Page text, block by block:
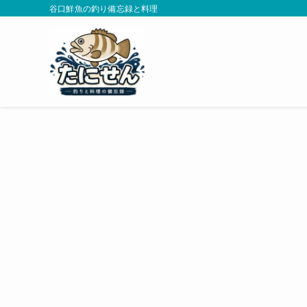
谷口鮮魚の釣り備忘録と料理